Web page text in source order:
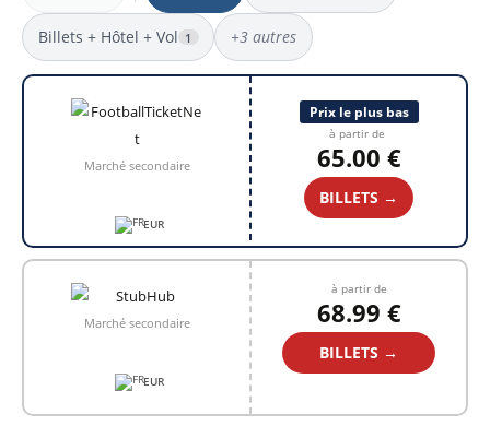
Billets + Hôtel + Vol 1 +3 autres
8 résultats
Marché secondaire
EUR
Prix le plus bas
à partir de
65.00 €
BILLETS →
Marché secondaire
EUR
à partir de
68.99 €
BILLETS →